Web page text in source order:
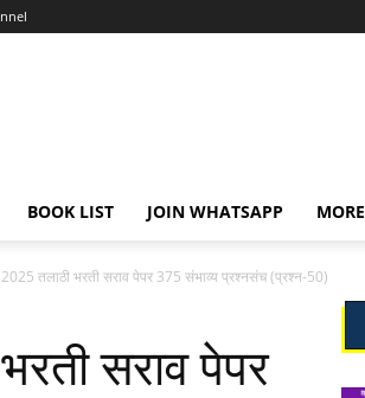
BOOK LIST JOIN WHATSAPP MORE
तलाठी भरती सराव पेपर 375 संभाव्य प्रश्नसंच (प्रश्न-50)
सराव पेपर